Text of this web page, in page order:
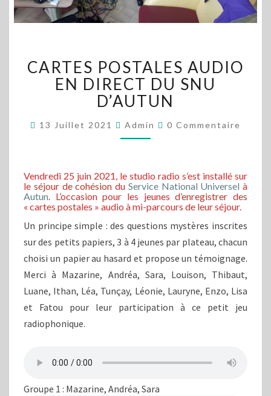
POSTALES
AUDIO
EN
DIRECT
DU
CARTES POSTALES AUDIO
EN DIRECT DU SNU
D’AUTUN
13 Juillet 2021 Admin Commentaires
0 Commentaire
Vendredi 25 juin 2021, le studio radio s’est installé sur
le séjour de cohésion du Service National Universel à
Autun. L’occasion pour les jeunes d’enregistrer des
« cartes postales » audio à mi-parcours de leur séjour.
Un principe simple : des questions mystères inscrites
sur des petits papiers, 3 à 4 jeunes par plateau, chacun
choisi un papier au hasard et propose un témoignage.
Merci à Mazarine, Andréa, Sara, Louison, Thibaut,
Luane, Ithan, Léa, Tunçay, Léonie, Lauryne, Enzo, Lisa
et Fatou pour leur participation à ce petit jeu
radiophonique.
Groupe 1 : Mazarine, Andréa, Sara